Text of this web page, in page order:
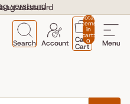
verstuurd
verstuurd
Menu
Search Account
Total
items
in
cart:
0
Cart
Cart